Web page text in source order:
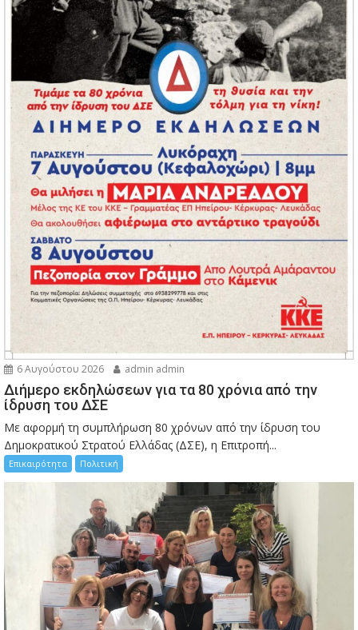
6 Αυγούστου 2026 admin admin
Διήμερο εκδηλώσεων για τα 80 χρόνια από την
ίδρυση του ΔΣΕ
Με αφορμή τη συμπλήρωση 80 χρόνων από την ίδρυση του
Δημοκρατικού Στρατού Ελλάδας (ΔΣΕ), η Επιτροπή...
Επικαιρότητα Πολιτική